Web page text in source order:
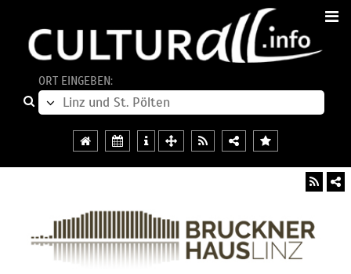
ORT EINGEBEN: